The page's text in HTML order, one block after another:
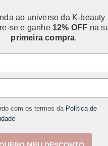
ao universo da K-beauty
se e ganhe 12% OFF na
primeira compra.
com os termos da Política de